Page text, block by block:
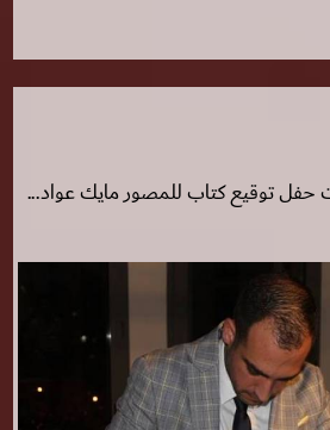
حفل توقيع كتاب للمصور مايك عواد...